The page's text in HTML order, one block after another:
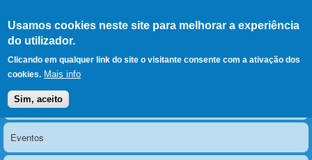
Usamos cookies neste site para melhorar a experiência
do utilizador.
Clicando em qualquer link do site o visitante consente com a ativação dos
cookies. Mais info
Sim, aceito
LERPARAVER , ir para a
página principal
O portal da visão diferente
Menu principal
Notícias
Eventos